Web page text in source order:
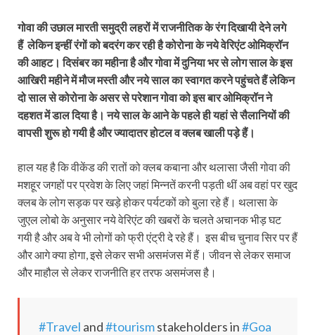
गोवा की उछाल मारती समुद्री लहरों में राजनीतिक के रंग दिखायी देने लगे
हैं लेकिन इन्हीं रंगों को बदरंग कर रही है कोरोना के नये वेरिएंट ओमिक्रॉन
की आहट। दिसंबर का महीना है और गोवा में दुनिया भर से लोग साल के इस
आखिरी महीने में मौज मस्ती और नये साल का स्वागत करने पहुंचते हैं लेकिन
दो साल से कोरोना के असर से परेशान गोवा को इस बार ओमिक्रॉन ने
दहशत में डाल दिया है। नये साल के आने के पहले ही यहां से सैलानियों की
वापसी शुरू हो गयी है और ज्यादातर होटल व क्लब खाली पड़े हैं।
हाल यह है कि वीकेंड की रातों को क्लब कबाना और थलासा जैसी गोवा की
मशहूर जगहों पर प्रवेश के लिए जहां मिन्नतें करनी पड़ती थीं अब वहां पर खुद
क्लब के लोग सड़क पर खड़े होकर पर्यटकों को बुला रहे हैं। थलासा के
जुएल लोबो के अनुसार नये वेरिएंट की खबरों के चलते अचानक भीड़ घट
गयी है और अब वे भी लोगों को फ्री एंट्री दे रहे हैं। इस बीच चुनाव सिर पर हैं
और आगे क्या होगा, इसे लेकर सभी असमंजस में हैं। जीवन से लेकर समाज
और माहौल से लेकर राजनीति हर तरफ असमंजस है।
#Travel and#tourismstakeholders in#Goa